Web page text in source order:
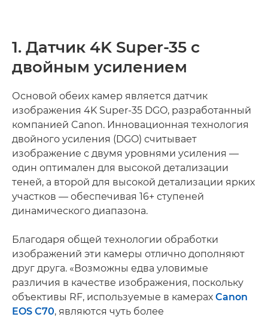
1. Датчик 4K Super-35 с
двойным усилением
Основой обеих камер является датчик
изображения 4K Super-35 DGO, разработанный
компанией Canon. Инновационная технология
двойного усиления (DGO) считывает
изображение с двумя уровнями усиления —
один оптимален для высокой детализации
теней, а второй для высокой детализации ярких
участков — обеспечивая 16+ ступеней
динамического диапазона.
Благодаря общей технологии обработки
изображений эти камеры отлично дополняют
друг друга. «Возможны едва уловимые
различия в качестве изображения, поскольку
объективы RF, используемые в камерах Canon
EOS C70, являются чуть более